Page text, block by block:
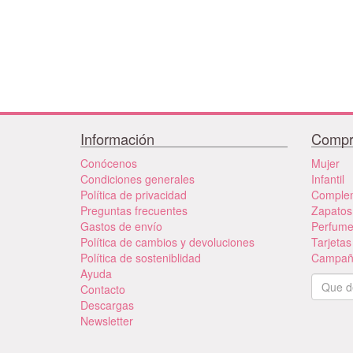
Información
Conócenos
Condiciones generales
Política de privacidad
Preguntas frecuentes
Gastos de envío
Política de cambios y devoluciones
Política de sosteniblidad
Ayuda
Contacto
Descargas
Newsletter
Mujer
Infantil
Perfume